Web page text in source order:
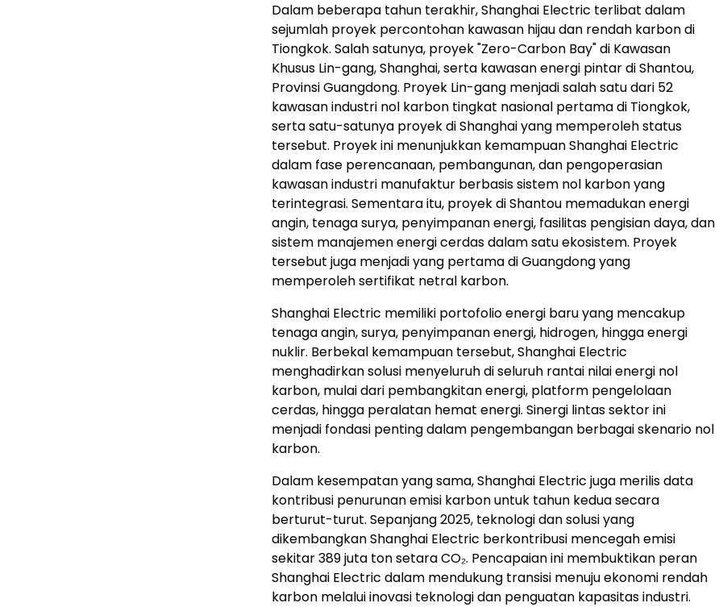
Dalam beberapa tahun terakhir, Shanghai Electric terlibat dalam
sejumlah proyek percontohan kawasan hijau dan rendah karbon di
Tiongkok. Salah satunya, proyek "Zero-Carbon Bay" di Kawasan
Khusus Lin-gang, Shanghai, serta kawasan energi pintar di Shantou,
Provinsi Guangdong. Proyek Lin-gang menjadi salah satu dari 52
kawasan industri nol karbon tingkat nasional pertama di Tiongkok,
serta satu-satunya proyek di Shanghai yang memperoleh status
tersebut. Proyek ini menunjukkan kemampuan Shanghai Electric
dalam fase perencanaan, pembangunan, dan pengoperasian
kawasan industri manufaktur berbasis sistem nol karbon yang
terintegrasi. Sementara itu, proyek di Shantou memadukan energi
angin, tenaga surya, penyimpanan energi, fasilitas pengisian daya, dan
sistem manajemen energi cerdas dalam satu ekosistem. Proyek
tersebut juga menjadi yang pertama di Guangdong yang
memperoleh sertifikat netral karbon.
Shanghai Electric memiliki portofolio energi baru yang mencakup
tenaga angin, surya, penyimpanan energi, hidrogen, hingga energi
nuklir. Berbekal kemampuan tersebut, Shanghai Electric
menghadirkan solusi menyeluruh di seluruh rantai nilai energi nol
karbon, mulai dari pembangkitan energi, platform pengelolaan
cerdas, hingga peralatan hemat energi. Sinergi lintas sektor ini
menjadi fondasi penting dalam pengembangan berbagai skenario nol
karbon.
Dalam kesempatan yang sama, Shanghai Electric juga merilis data
kontribusi penurunan emisi karbon untuk tahun kedua secara
berturut-turut. Sepanjang 2025, teknologi dan solusi yang
dikembangkan Shanghai Electric berkontribusi mencegah emisi
sekitar 389 juta ton setara CO₂. Pencapaian ini membuktikan peran
Shanghai Electric dalam mendukung transisi menuju ekonomi rendah
karbon melalui inovasi teknologi dan penguatan kapasitas industri.